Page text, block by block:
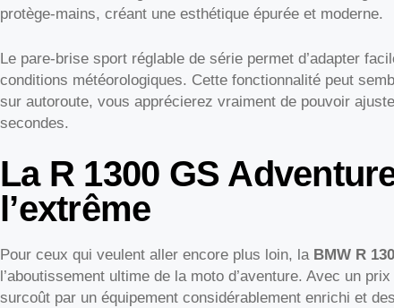
protège-mains, créant une esthétique épurée et moderne.
Le pare-brise sport réglable de série permet d’adapter
conditions météorologiques. Cette fonctionnalité peut
sur autoroute, vous apprécierez vraiment de pouvoir
secondes.
La R 1300 GS
l’extrême
Pour ceux qui veulent aller encore plus loin, la BMW R
l’aboutissement ultime de la moto d’aventure. Avec un
surcoût par un équipement considérablement enrichi et